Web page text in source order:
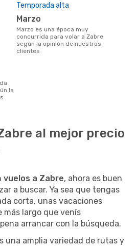
Temporada alta
marzo
marzo es una época muy
concurrida para volar a Zabre
según la opinión de nuestros
clientes
la
al mejor precio
vuelos a Zabre, ahora es buen
a buscar. Ya sea que tengas
corta, unas vacaciones
más largo que venís
arrancar con la búsqueda.
una amplia variedad de rutas y